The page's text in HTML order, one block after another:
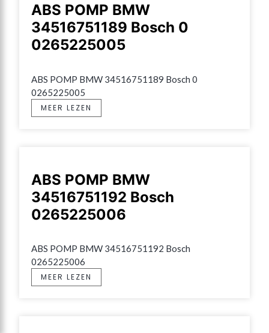
ABS POMP BMW
34516751189 Bosch 0
0265225005
ABS POMP BMW 34516751189 Bosch 0
0265225005
MEER LEZEN
ABS POMP BMW
34516751192 Bosch
0265225006
ABS POMP BMW 34516751192 Bosch
0265225006
MEER LEZEN